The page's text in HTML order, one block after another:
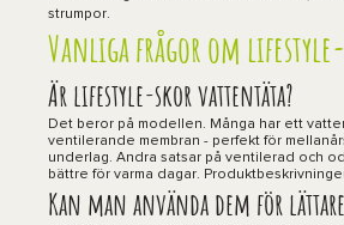
strumpor.
Vanliga frågor om
Är lifestyle-skor vattentäta?
Det beror på modellen. Många har ett
ventilerande membran - perfekt för
underlag. Andra satsar på ventilerad och
bättre för varma dagar.
Kan man använda dem för